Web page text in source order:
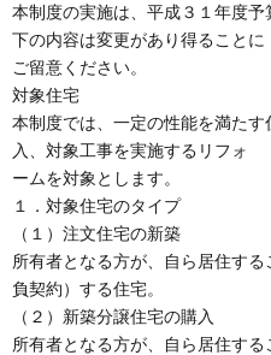
本制度の実施は、平成３１年度
下の内容は変更があり得ることに
ご留意ください。
対象住宅
本制度では、一定の性能を満た
入、対象工事を実施するリフォ
ームを対象とします。
１．対象住宅のタイプ
（１）注文住宅の新築
所有者となる方が、自ら居住す
負契約）する住宅。
（２）新築分譲住宅の購入
所有者となる方が、自ら居住す